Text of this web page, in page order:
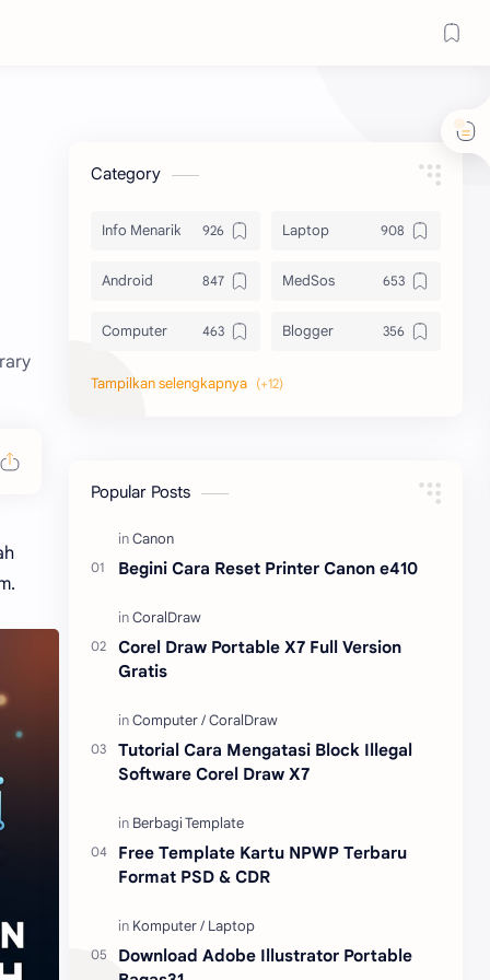
Category
Info Menarik Laptop
Android MedSos
Computer Blogger
Komputer Info Software
Canon
CoralDraw
Popular Posts
Begini Cara Reset Printer Canon e410
Corel Draw Portable X7 Full Version
Gratis
Tutorial Cara Mengatasi Block Illegal
Software Corel Draw X7
Free Template Kartu NPWP Terbaru
Format PSD & CDR
Download Adobe Illustrator Portable